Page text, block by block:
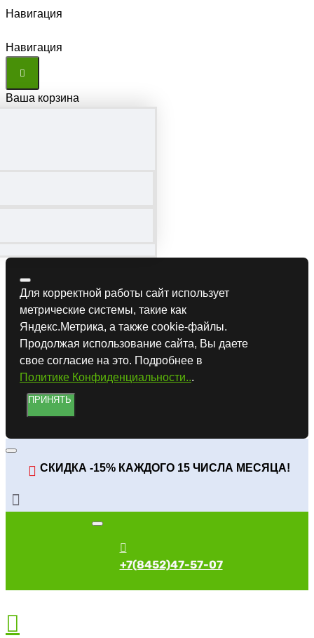
Навигация
Навигация
Ваша корзина
Для корректной работы сайт использует
метрические системы, такие как
Яндекс.Метрика, а также cookie-файлы.
Продолжая использование сайта, Вы даете
свое согласие на это. Подробнее в
Политике Конфиденциальности...
ПРИНЯТЬ
СКИДКА -15% КАЖДОГО 15 ЧИСЛА МЕСЯЦА!
+7(8452)47-57-07